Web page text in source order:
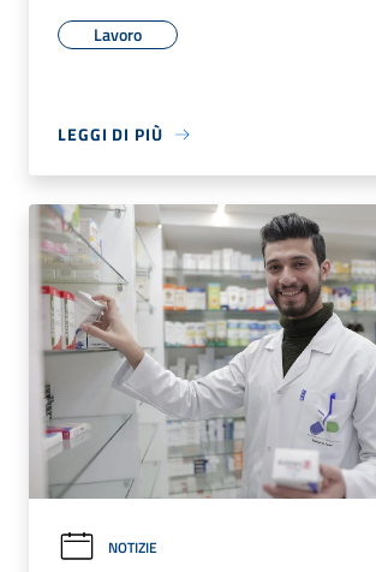
Lavoro
LEGGI DI PIÙ
NOTIZIE